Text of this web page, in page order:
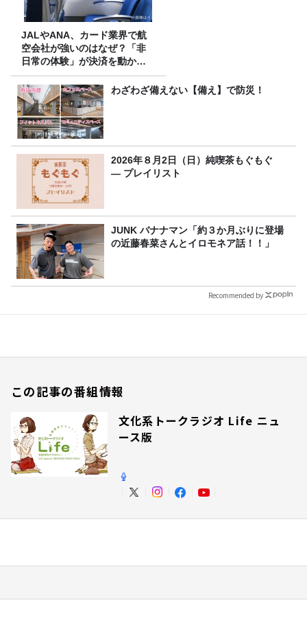
JALやANA、カード業界で航
空会社が強いのはなぜ？「非
日常の体験」が決済を動かす
理由
わざわざ備えない【備え】で防災！
2026年８月2日（日）純喫茶もぐもぐ
― プレイリスト
JUNK バナナマン「約３か月ぶりに登場
の近藤春菜さんとイロモネア話！！」
Recommended by
この記事の番組情報
文化系トークラジオ Life ニュ
ース版